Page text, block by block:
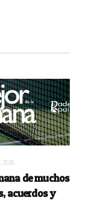
2026
de muchos
acuerdos y